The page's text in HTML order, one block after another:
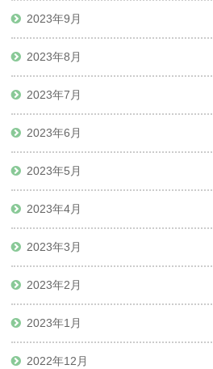
2023年9月
2023年8月
2023年7月
2023年6月
2023年5月
2023年4月
2023年3月
2023年2月
2023年1月
2022年12月